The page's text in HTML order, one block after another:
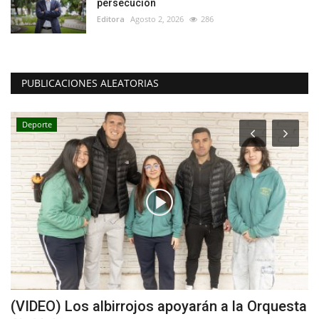
persecución
Editora Agosto 2, 2026 286
PUBLICACIONES ALEATORIAS
Deporte
(VIDEO) Los albirrojos apoyarán a la Orquesta